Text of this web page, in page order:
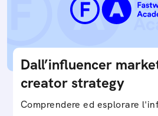
Dall’influencer
creator strategy
Comprendere ed esplorare